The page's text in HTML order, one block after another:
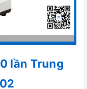
lần Trung